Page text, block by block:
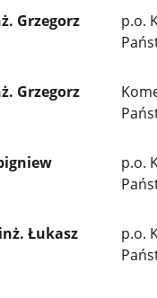
Grzegorz
p.o.
Grzegorz
p.o.
Łukasz
p.o.